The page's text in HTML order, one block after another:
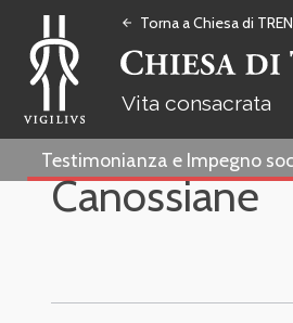
arrow_back Torna a Chiesa di
Vita consacrata
Testimonianza e Impegno
Canossiane